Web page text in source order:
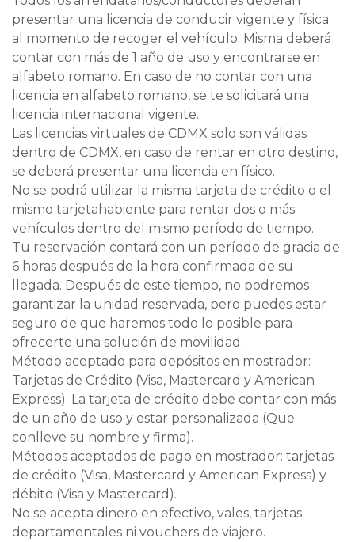
presentar una licencia de conducir vigente y física
al momento de recoger el vehículo. Misma deberá
contar con más de 1 año de uso y encontrarse en
alfabeto romano. En caso de no contar con una
licencia en alfabeto romano, se te solicitará una
licencia internacional vigente.
Las licencias virtuales de CDMX solo son válidas
dentro de CDMX, en caso de rentar en otro destino,
se deberá presentar una licencia en físico.
No se podrá utilizar la misma tarjeta de crédito o el
mismo tarjetahabiente para rentar dos o más
vehículos dentro del mismo período de tiempo.
Tu reservación contará con un período de gracia de
6 horas después de la hora confirmada de su
llegada. Después de este tiempo, no podremos
garantizar la unidad reservada, pero puedes estar
seguro de que haremos todo lo posible para
ofrecerte una solución de movilidad.
Método aceptado para depósitos en mostrador:
Tarjetas de Crédito (Visa, Mastercard y American
Express). La tarjeta de crédito debe contar con más
de un año de uso y estar personalizada (Que
conlleve su nombre y firma).
Métodos aceptados de pago en mostrador: tarjetas
de crédito (Visa, Mastercard y American Express) y
débito (Visa y Mastercard).
No se acepta dinero en efectivo, vales, tarjetas
departamentales ni vouchers de viajero.